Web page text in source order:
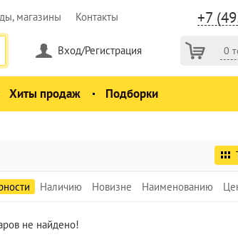
+7
магазины Контакты
0
Вход/Регистрация
Хиты продаж Подборки
Наличию Новизне Наименованию
не найдено!